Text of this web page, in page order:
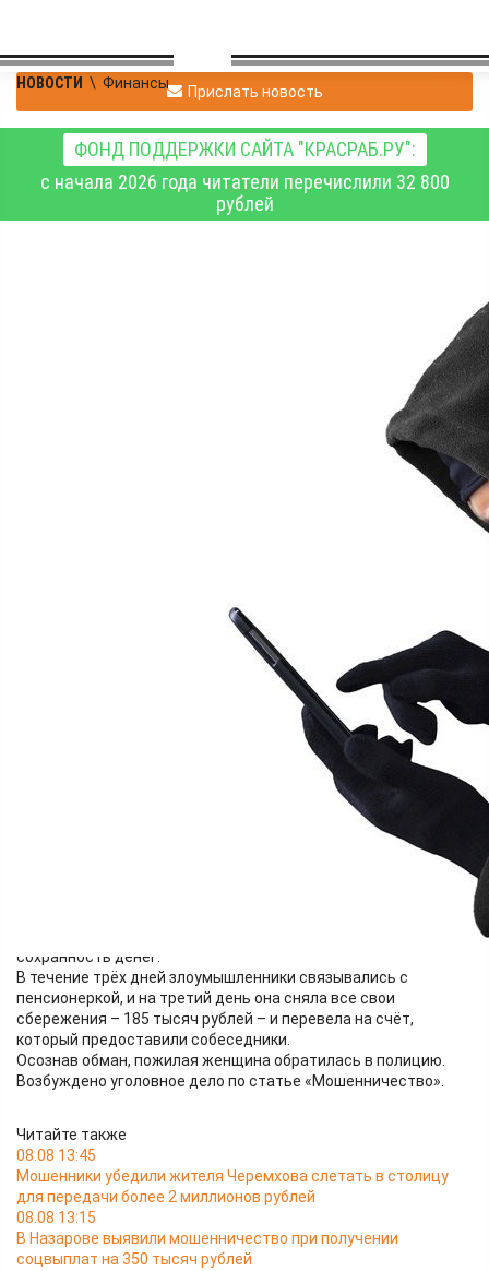
НОВОСТИ \ Финансы Прислать новость
ФОНД ПОДДЕРЖКИ САЙТА "КРАСРАБ.РУ":
с начала 2026 года читатели перечислили 32 800
рублей
В дежурную часть отдела МВД России «Назаровский»
обратилась 76-летняя пенсионерка, которая стала жертвой
Она рассказала, что ей позвонил неизвестный мужчина и под
предлогом замены электросчётчика вынудил сообщить код
из СМС. Далее подключился «сотрудник финуслуг»: якобы
сохранность денег.
В течение трёх дней злоумышленники связывались с
пенсионеркой, и на третий день она сняла все свои
сбережения – 185 тысяч рублей – и перевела на счёт,
который предоставили собеседники.
Осознав обман, пожилая женщина обратилась в полицию.
Возбуждено уголовное дело по статье «Мошенничество».
Читайте также
08.08 13:45
Мошенники убедили жителя Черемхова слетать в столицу
для передачи более 2 миллионов рублей
08.08 13:15
В Назарове выявили мошенничество при получении
соцвыплат на 350 тысяч рублей